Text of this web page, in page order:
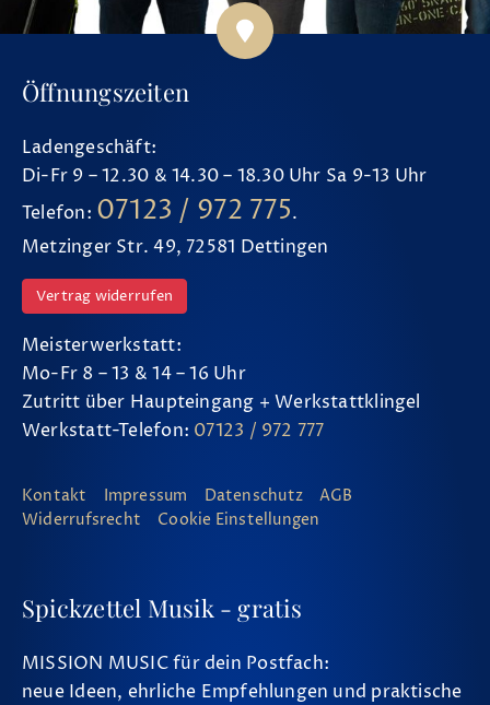
Öffnungszeiten
Ladengeschäft:
Di-Fr 9 – 12.30 & 14.30 – 18.30 Uhr Sa 9-13 Uhr
Telefon: 07123 / 972 775.
Metzinger Str. 49, 72581 Dettingen
Vertrag widerrufen
Meisterwerkstatt:
Mo-Fr 8 – 13 & 14 – 16 Uhr
Zutritt über Haupteingang + Werkstattklingel
Werkstatt-Telefon: 07123 / 972 777
Kontakt Impressum Datenschutz
AGB
Widerrufsrecht
Cookie Einstellungen
Spickzettel Musik - gratis
MISSION MUSIC für dein Postfach:
neue Ideen, ehrliche Empfehlungen und praktische